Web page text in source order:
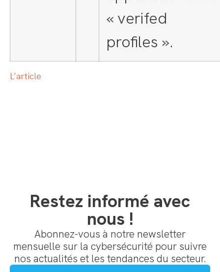
« verifed
profiles ».
L’article
Restez informé avec
nous !
Abonnez-vous à notre newsletter
mensuelle sur la cybersécurité pour suivre
nos actualités et les tendances du secteur.